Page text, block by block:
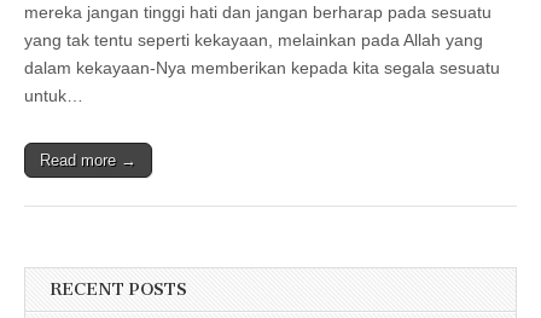
mereka jangan tinggi hati dan jangan berharap pada sesuatu
yang tak tentu seperti kekayaan, melainkan pada Allah yang
dalam kekayaan-Nya memberikan kepada kita segala sesuatu
untuk…
Read more →
RECENT POSTS